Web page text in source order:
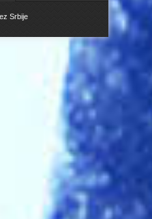
Srbije